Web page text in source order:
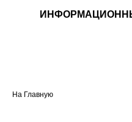
На Главную